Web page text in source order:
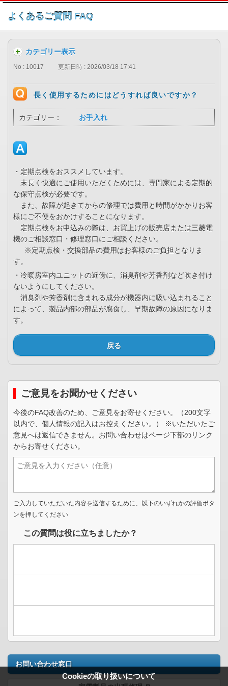
このページの本文へ
よくあるご質問 FAQ
Cookieの取り扱いについて
カテゴリー表示
No : 10017 更新日時 : 2026/03/18 17:41
長く使用するためにはどうすれば良いですか？
カテゴリー： お手入れ
・定期点検をおススメしています。
末長く快適にご使用いただくためには、専門家による定期的
な保守点検が必要です。
また、故障が起きてからの修理では費用と時間がかかりお客
様にご不便をおかけすることになります。
定期点検をお申込みの際は、お買上げの販売店または三菱電
機のご相談窓口・修理窓口にご相談ください。
※定期点検・交換部品の費用はお客様のご負担となりま
す。
・冷暖房室内ユニットの近傍に、消臭剤や芳香剤など吹き付け
ないようにしてください。
消臭剤や芳香剤に含まれる成分が機器内に吸い込まれること
によって、製品内部の部品が腐食し、早期故障の原因になりま
す。
戻る
ご意見をお聞かせください
今後のFAQ改善のため、ご意見をお寄せください。（200文字
以内で、個人情報の記入はお控えください。） ※いただいたご
意見へは返信できません。お問い合わせはページ下部のリンク
からお寄せください。
ご入力していただいた内容を送信するために、以下のいずれかの評価ボタ
ンを押してください
この質問は役に立ちましたか？
お問い合わせ窓口